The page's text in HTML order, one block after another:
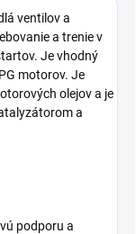
ventilov a
a trenie v
Je vhodný
motorov. Je
olejov a je
a
podporu a